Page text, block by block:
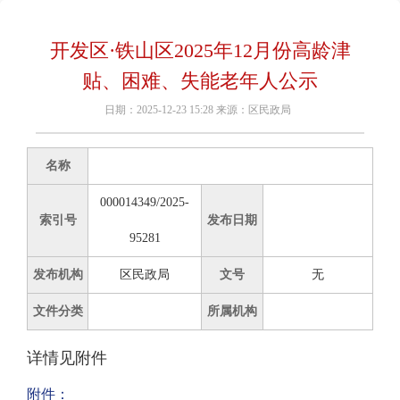
开发区·铁山区2025年12月份高龄津
贴、困难、失能老年人公示
日期：2025-12-23 15:28 来源：区民政局
名称
索引号
000014349/2025-
95281
发布日期
发布机构 区民政局 文号 无
文件分类 所属机构
详情见附件
附件：